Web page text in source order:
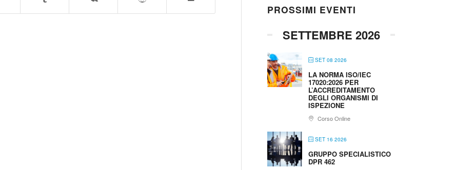
PROSSIMI EVENTI
SETTEMBRE 2026
SET 08 2026
LA NORMA ISO/IEC
17020:2026 PER
L’ACCREDITAMENTO
DEGLI ORGANISMI DI
ISPEZIONE
Corso Online
SET 16 2026
GRUPPO SPECIALISTICO
DPR 462